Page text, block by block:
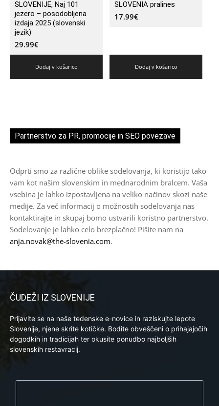
SLOVENIJE, Naj 101
jezero – posodobljena
izdaja 2025 (slovenski
jezik)
29.99€
Dodaj v košarico
SLOVENIA pralines
17.99€
Dodaj v košarico
Partnerstvo za PR, promocije in SEO povezave
Odprti smo za različne oblike sodelovanja, ki koristijo tako
vam kot našim slovenskim in mednarodnim bralcem. Vaša
vsebina je lahko izpostavljena na veliko načinov skozi naše
medije. Za več informacij o možnostih sodelovanja nas
kontaktirajte in skupaj bomo ustvarili koristno partnerstvo.
Sodelovanje je lahko celo brezplačno! Pišite nam na
anja.novak@the-slovenia.com.
ČUDEŽI IZ SLOVENIJE
Prijavite se na naše tedenske e-novice in raziskujte lepote
Slovenije, njene skrite kotičke. Bodite obveščeni o prihajajočih
dogodkih in tradicijah ter okusite ponudbo najboljših
slovenskih restavracij.